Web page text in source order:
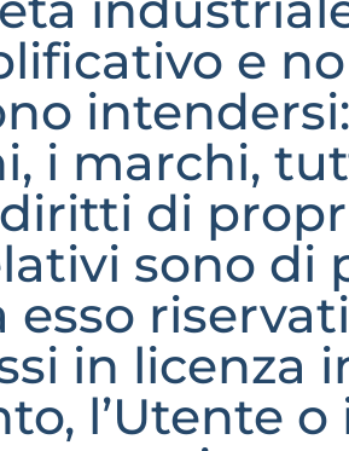
e
i marchi,
di
sono di
esso
in licenza
l’Utente